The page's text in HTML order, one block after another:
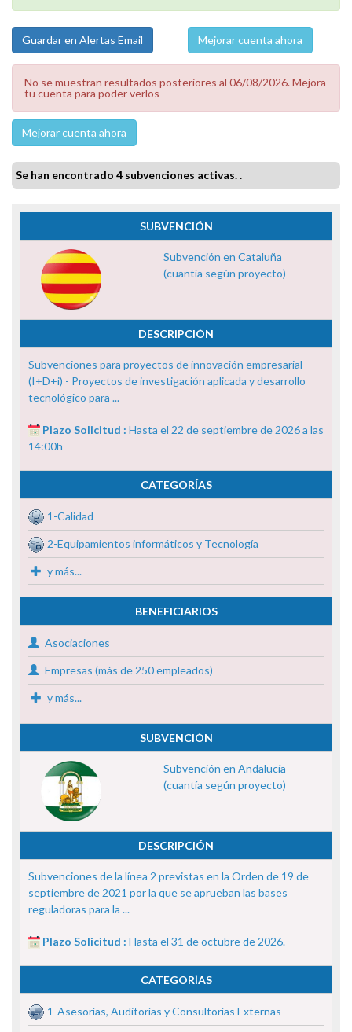
Mejorar cuenta ahora
No se muestran resultados posteriores al 06/08/2026. Mejora
tu cuenta para poder verlos
Mejorar cuenta ahora
Se han encontrado 4 subvenciones activas. .
SUBVENCIÓN
Subvención en Cataluña
(cuantía según proyecto)
DESCRIPCIÓN
Subvenciones para proyectos de innovación empresarial
(I+D+i) - Proyectos de investigación aplicada y desarrollo
tecnológico para ...
Plazo Solicitud : Hasta el 22 de septiembre de 2026 a las
14:00h
CATEGORÍAS
1-Calidad
2-Equipamientos informáticos y Tecnología
y más...
BENEFICIARIOS
Asociaciones
Empresas (más de 250 empleados)
y más...
SUBVENCIÓN
Subvención en Andalucía
(cuantía según proyecto)
DESCRIPCIÓN
Subvenciones de la línea 2 previstas en la Orden de 19 de
septiembre de 2021 por la que se aprueban las bases
reguladoras para la ...
Plazo Solicitud : Hasta el 31 de octubre de 2026.
CATEGORÍAS
1-Asesorías, Auditorías y Consultorías Externas